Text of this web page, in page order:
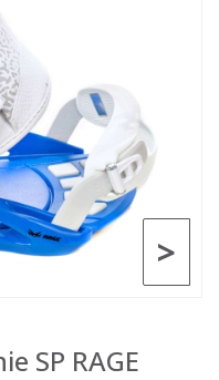
>
SP RAGE